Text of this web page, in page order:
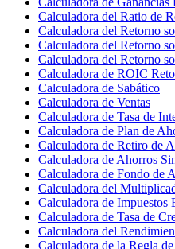
Calculadora del Ratio de
Calculadora del Retorno
Calculadora del Retorno
Calculadora del Retorno
Calculadora de ROIC
Calculadora de Sabático
Calculadora de Ventas
Calculadora de Tasa de
Calculadora de Plan de
Calculadora de Retiro de
Calculadora de Ahorros
Calculadora de Fondo de
Calculadora del
Calculadora de Impuestos
Calculadora de Tasa de
Calculadora del
Calculadora de la Regla